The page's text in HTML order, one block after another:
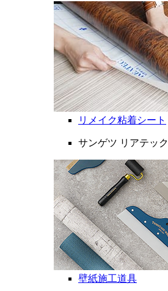
リメイク粘着シート
サンゲツ リアテック
壁紙施工道具